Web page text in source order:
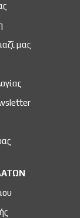
μας